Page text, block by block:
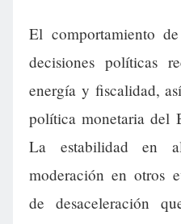
El comportamiento
decisiones políticas
energía y fiscalidad,
política monetaria del
La estabilidad en
moderación en otros
de desaceleración